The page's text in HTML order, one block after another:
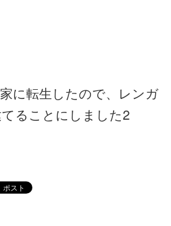
に転生したので、レンガ
ることにしました2